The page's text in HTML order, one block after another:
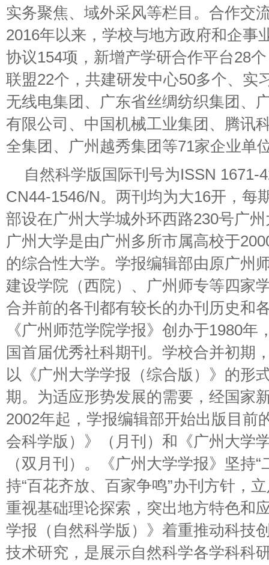
实务聚焦、域外采风等栏目。合作交
2016年以来，学校与地方政府和企事
协议154项，新增产学研合作平台28
联盟22个，共建研发中心50多个、实
无线电集团、广东省丝绸纺织集团、
有限公司、中国机械工业集团、腾讯
全集团、广州越秀集团等71家企业单
自然科学版国际刊号为ISSN 1671-
CN44-1546/N。两刊均为大16开，每
部设在广州大学城外环西路230号广
广州大学是由广州多所市属高校于
的综合性大学。学报编辑部由原广州
建设学院（西院）、广州师专等四家
合并前的各刊都有较长的办刊历史和
《广州师范学院学报》创办于1980年
国首届优秀社科期刊。学校合并初期
以《广州大学学报（综合版）》的形
期。为适应形势发展的需要，经国家
2002年起，学报编辑部开始出版目前
会科学版）》（月刊）和《广州大学
（双月刊）。《广州大学学报》坚持
持“百花齐放、百家争鸣”办刊方针，
重视基础理论探索，突出地方特色和
学报（自然科学版）》着重推动科技
技术研究，是展示自然科学各学科科